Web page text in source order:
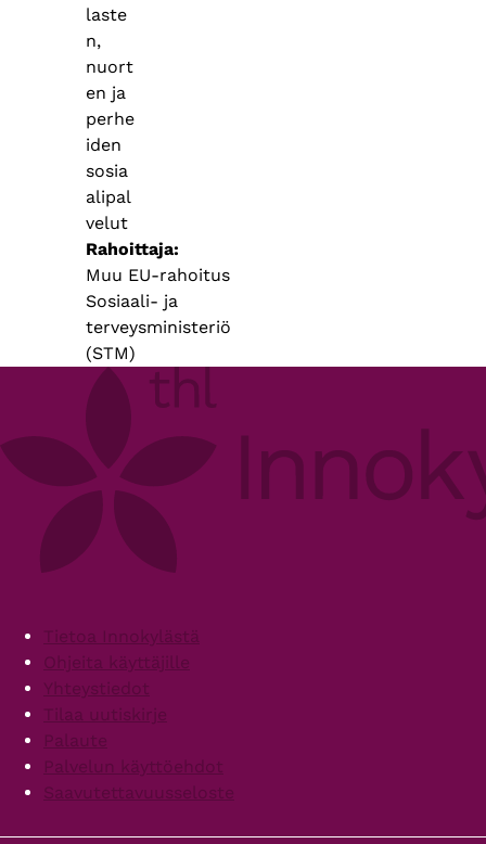
laste
n,
nuort
en ja
perhe
iden
sosia
alipal
velut
Rahoittaja
Muu EU-rahoitus
Sosiaali- ja
terveysministeriö
(STM)
FooterTietoa Innokylästä
Ohjeita käyttäjille
Yhteystiedot
Tilaa uutiskirje
Palaute
Palvelun käyttöehdot
Saavutettavuusseloste